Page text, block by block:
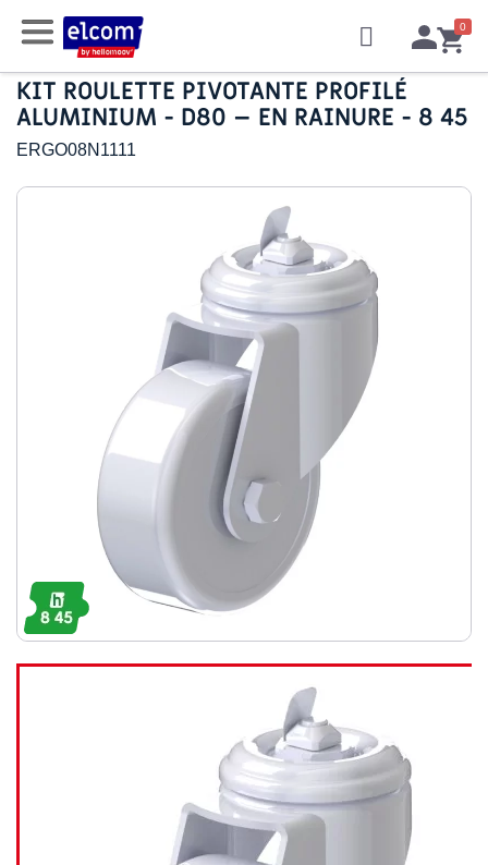
KIT ROULETTE PIVOTANTE PROFILÉ
ALUMINIUM - D80 – EN RAINURE - 8 45
ERGO08N1111